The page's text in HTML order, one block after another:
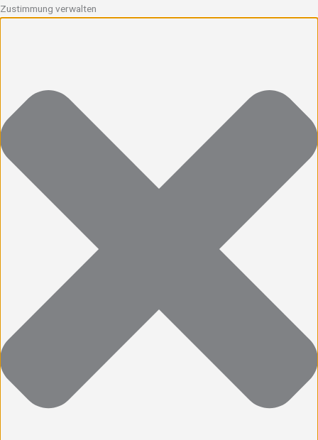
Zustimmung verwalten